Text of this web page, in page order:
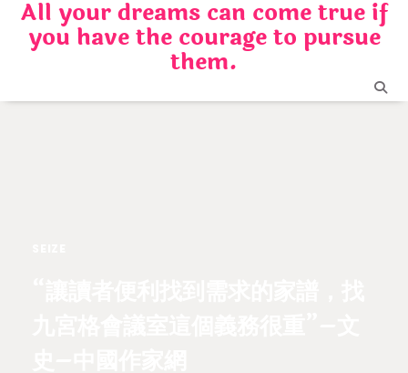
Skip
content
All your dreams can come true if
you have the courage to pursue
them.